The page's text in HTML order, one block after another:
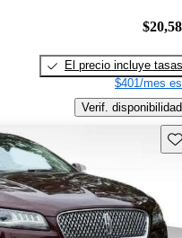
El precio incluye tasas
$401/mes
Verif. disponibilidad